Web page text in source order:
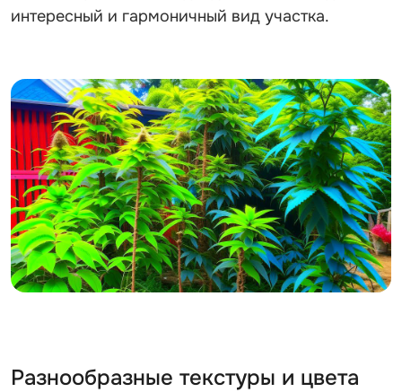
интересный и гармоничный вид участка.
Разнообразные текстуры и цвета